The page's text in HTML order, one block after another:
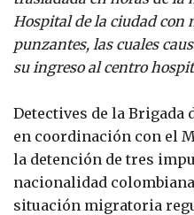
Hospital de la ciudad con
punzantes, las cuales
su ingreso al centro
Detectives de la Brigada
en coordinación con el
la detención de tres
nacionalidad
situación migratoria